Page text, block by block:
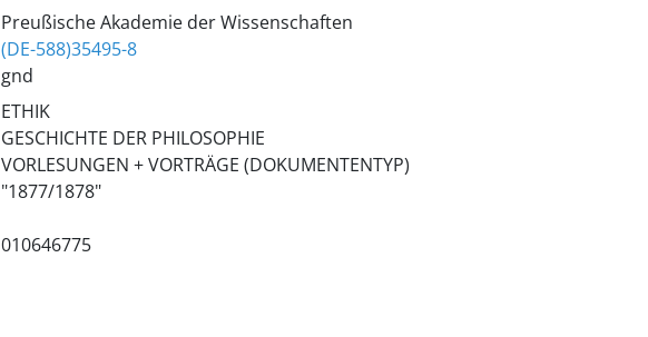
Preußische Akademie der Wissenschaften
(DE-588)35495-8
gnd
ETHIK
GESCHICHTE DER PHILOSOPHIE
VORLESUNGEN + VORTRÄGE (DOKUMENTENTYP)
"1877/1878"
010646775